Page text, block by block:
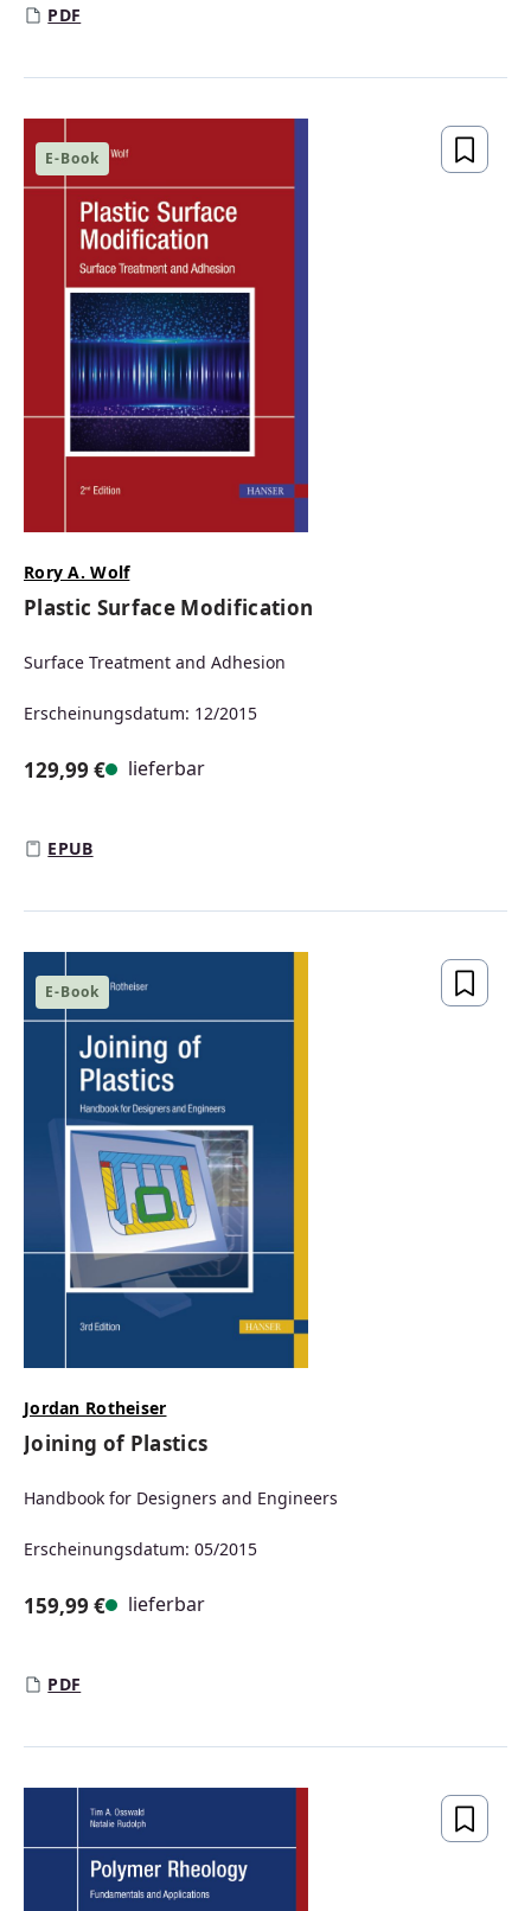
PDF
E-Book
Rory A. Wolf
Plastic Surface Modification
Surface Treatment and Adhesion
Erscheinungsdatum: 12/2015
129,99 € lieferbar
EPUB
E-Book
Jordan Rotheiser
Joining of Plastics
Handbook for Designers and Engineers
Erscheinungsdatum: 05/2015
159,99 € lieferbar
PDF